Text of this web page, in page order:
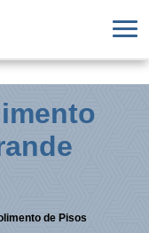
de Pisos